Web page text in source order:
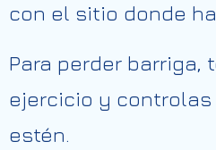
con el sitio donde
Para perder
ejercicio y controlas
estén.